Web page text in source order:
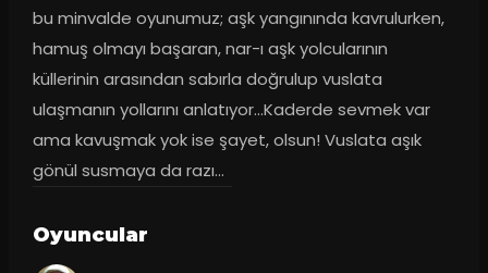
bu minvalde oyunumuz; aşk yangınında kavrulurken,
hamuş olmayı başaran, nar-ı aşk yolcularının
küllerinin arasından sabırla doğrulup vuslata
ulaşmanın yollarını anlatıyor...Kaderde sevmek var
ama kavuşmak yok ise şayet, olsun! Vuslata aşık
gönül susmaya da razı...
Oyuncular